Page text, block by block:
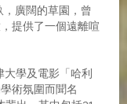
廣闊的草園，曾
提供了一個遠離喧
學及電影「哈利
術氛圍而聞名